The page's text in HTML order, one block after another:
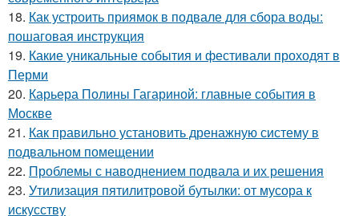
18. Как устроить приямок в подвале для сбора воды:
пошаговая инструкция
19. Какие уникальные события и фестивали проходят в
Перми
20. Карьера Полины Гагариной: главные события в
Москве
21. Как правильно установить дренажную систему в
подвальном помещении
22. Проблемы с наводнением подвала и их решения
23. Утилизация пятилитровой бутылки: от мусора к
искусству